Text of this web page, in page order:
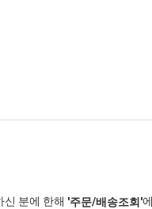
신 분에 한해 '주문/배송조회'